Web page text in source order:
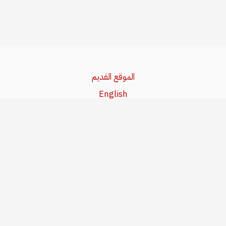
الموقع القديم
English